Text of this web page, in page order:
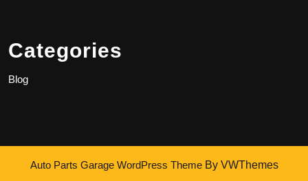
Categories
Blog
Auto Parts Garage WordPress ThemeBy VWThemes